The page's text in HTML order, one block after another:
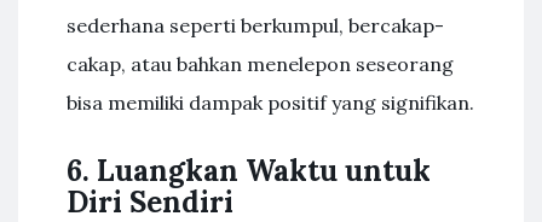
sederhana seperti berkumpul, bercakap-
cakap, atau bahkan menelepon seseorang
bisa memiliki dampak positif yang signifikan.
6. Luangkan Waktu untuk
Diri Sendiri